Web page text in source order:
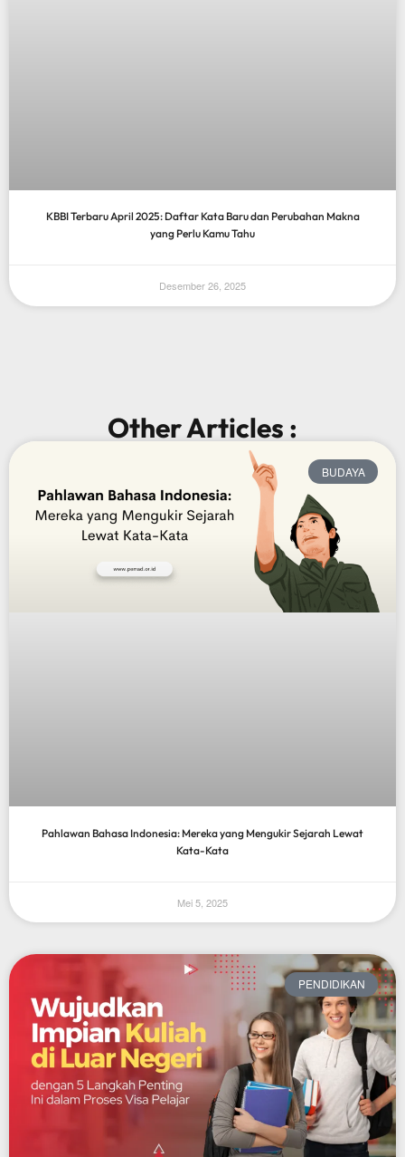
KBBI Terbaru April 2025: Daftar Kata Baru dan Perubahan Makna
yang Perlu Kamu Tahu
Desember 26, 2025
Other Articles :
BUDAYA
Pahlawan Bahasa Indonesia: Mereka yang Mengukir Sejarah Lewat
Kata-Kata
Mei 5, 2025
PENDIDIKAN